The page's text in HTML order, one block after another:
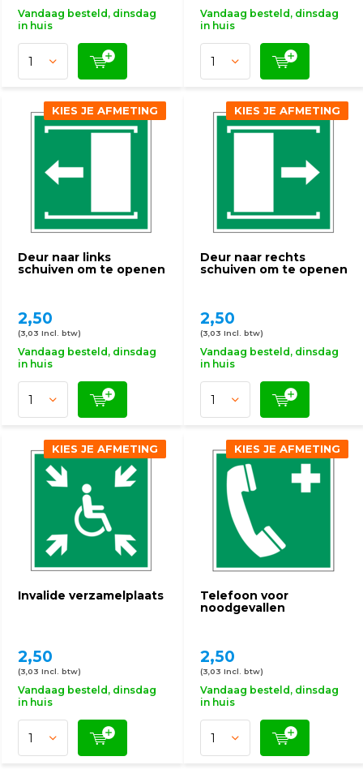
Vandaag besteld, dinsdag
in huis
Vandaag besteld, dinsdag
in huis
Deur naar links
schuiven om te openen
KIES JE AFMETING
2,50
(3,03 Incl. btw)
Vandaag besteld, dinsdag
in huis
Deur naar rechts
schuiven om te openen
KIES JE AFMETING
2,50
(3,03 Incl. btw)
Vandaag besteld, dinsdag
in huis
Invalide verzamelplaats
KIES JE AFMETING
2,50
(3,03 Incl. btw)
Vandaag besteld, dinsdag
in huis
Telefoon voor
noodgevallen
KIES JE AFMETING
2,50
(3,03 Incl. btw)
Vandaag besteld, dinsdag
in huis